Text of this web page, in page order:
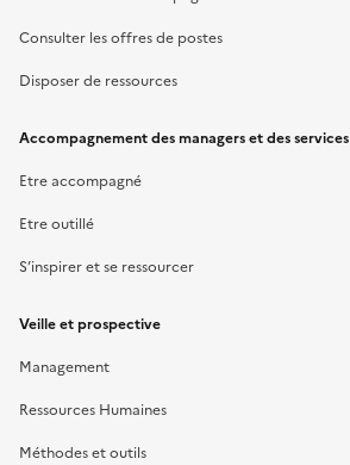
Consulter les offres de postes
Disposer de ressources
Accompagnement des managers et des services
Etre accompagné
Etre outillé
S’inspirer et se ressourcer
Veille et prospective
Management
Ressources Humaines
Méthodes et outils